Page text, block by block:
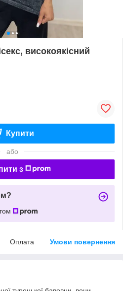
високоякісний
Купити
або
з
Оплата Умови повернення